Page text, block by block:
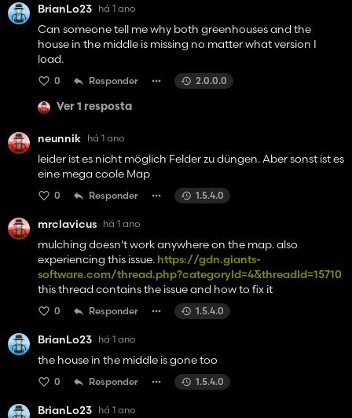
BrianLo23 há 1 ano
Can someone tell me why both greenhouses and the
house in the middle is missing no matter what version I
load.
0 Responder 2.0.0.0
Ver 1 resposta
neunnik há 1 ano
leider ist es nicht möglich Felder zu düngen. Aber sonst ist es
eine mega coole Map
0 Responder 1.5.4.0
mrclavicus há 1 ano
mulching doesn't work anywhere on the map. also
experiencing this issue. https://gdn.giants-
software.com/thread.php?categoryId=4&threadId=15710
this thread contains the issue and how to fix it
0 Responder 1.5.4.0
BrianLo23 há 1 ano
the house in the middle is gone too
0 Responder 1.5.4.0
BrianLo23 há 1 ano